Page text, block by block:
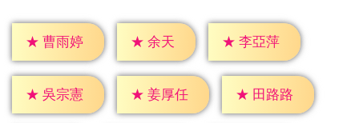
★ 曹雨婷 ★ 余天 ★ 李亞萍
★ 吳宗憲 ★ 姜厚任 ★ 田路路